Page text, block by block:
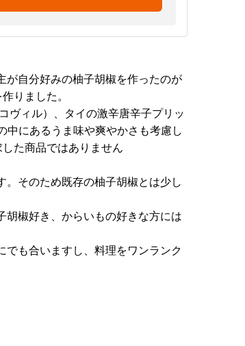
が自分好みの柚子胡椒を作ったのが
りました。
ヴィル）、タイの激辛唐辛子プリッ
中にあるうま味や爽やかさも考慮し
た商品ではありません
そのため既存の柚子胡椒とは少し
椒好き、からいもの好きな方には
も合いますし、料理をワンランク